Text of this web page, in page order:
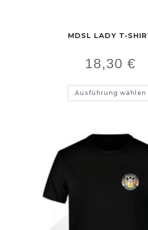
MDSL LADY T-
18,30 €
Ausführung wählen